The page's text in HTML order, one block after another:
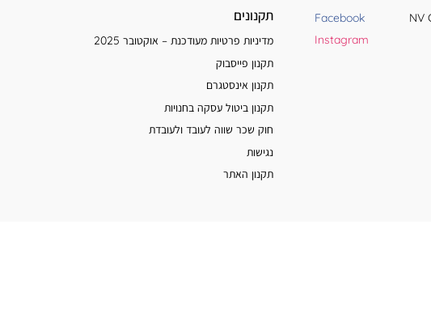
Facebook
Instagram
תקנונים
מדיניות פרטיות מעודכנת – אוקטובר 2025
תקנון פייסבוק
תקנון אינסטגרם
תקנון ביטול עסקה בחנויות
חוק שכר שווה לעובד ולעובדת
נגישות
תקנון האתר